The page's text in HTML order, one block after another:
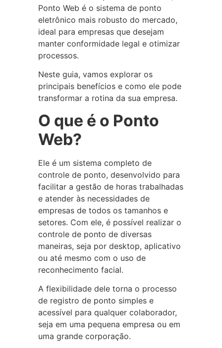
Ponto Web é o sistema de ponto
eletrônico mais robusto do mercado,
ideal para empresas que desejam
manter conformidade legal e otimizar
processos.
Neste guia, vamos explorar os
principais benefícios e como ele pode
transformar a rotina da sua empresa.
O que é o Ponto
Web?
Ele é um sistema completo de
controle de ponto, desenvolvido para
facilitar a gestão de horas trabalhadas
e atender às necessidades de
empresas de todos os tamanhos e
setores. Com ele, é possível realizar o
controle de ponto de diversas
maneiras, seja por desktop, aplicativo
ou até mesmo com o uso de
reconhecimento facial.
A flexibilidade dele torna o processo
de registro de ponto simples e
acessível para qualquer colaborador,
seja em uma pequena empresa ou em
uma grande corporação.